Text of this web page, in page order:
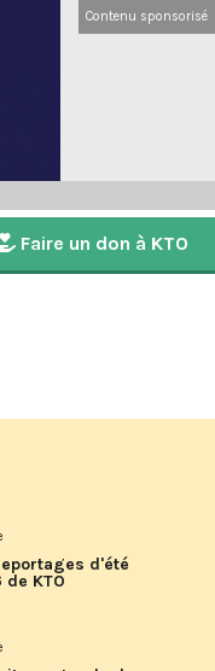
Contenu sponsorisé
Faire un don à KTO
d'été
de KTO